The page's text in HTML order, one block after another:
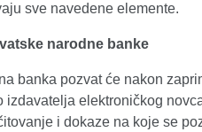
sve navedene elemente.
narodne banke
banka pozvat će nakon
izdavatelja elektroničkog
i dokaze na koje se